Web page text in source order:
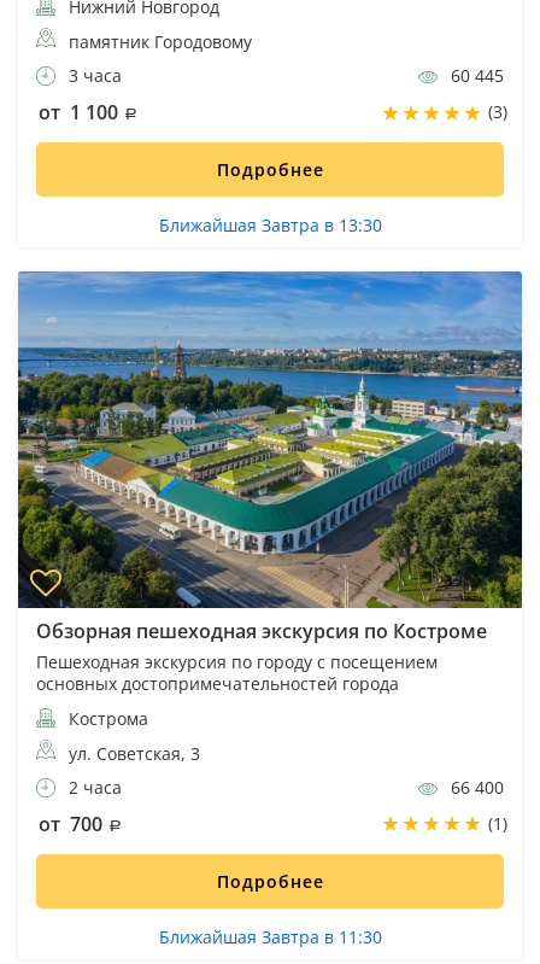
Нижний Новгород
памятник Городовому
3 часа
60 445
от 1 100 (3)
Подробнее
Ближайшая Завтра в 13:30
Обзорная пешеходная экскурсия по Костроме
Пешеходная экскурсия по городу с посещением
основных достопримечательностей города
Кострома
ул. Советская, 3
2 часа
66 400
от 700 (1)
Подробнее
Ближайшая Завтра в 11:30